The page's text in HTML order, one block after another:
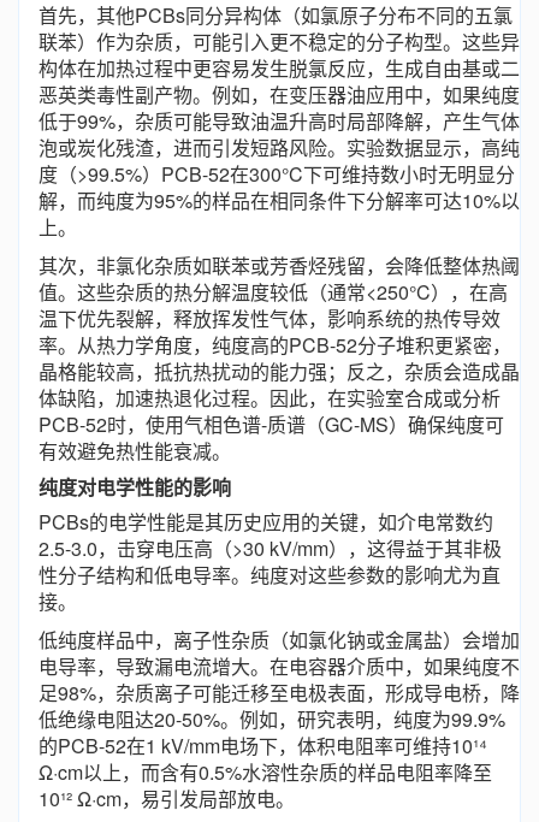
首先，其他PCBs同分异构体（如氯原子分布不同的五氯
联苯）作为杂质，可能引入更不稳定的分子构型。这些异
构体在加热过程中更容易发生脱氯反应，生成自由基或二
恶英类毒性副产物。例如，在变压器油应用中，如果纯度
低于99%，杂质可能导致油温升高时局部降解，产生气体
泡或炭化残渣，进而引发短路风险。实验数据显示，高纯
度（>99.5%）PCB-52在300°C下可维持数小时无明显分
解，而纯度为95%的样品在相同条件下分解率可达10%以
上。
其次，非氯化杂质如联苯或芳香烃残留，会降低整体热阈
值。这些杂质的热分解温度较低（通常<250°C），在高
温下优先裂解，释放挥发性气体，影响系统的热传导效
率。从热力学角度，纯度高的PCB-52分子堆积更紧密，
晶格能较高，抵抗热扰动的能力强；反之，杂质会造成晶
体缺陷，加速热退化过程。因此，在实验室合成或分析
PCB-52时，使用气相色谱-质谱（GC-MS）确保纯度可
有效避免热性能衰减。
纯度对电学性能的影响
PCBs的电学性能是其历史应用的关键，如介电常数约
2.5-3.0，击穿电压高（>30 kV/mm），这得益于其非极
性分子结构和低电导率。纯度对这些参数的影响尤为直
接。
低纯度样品中，离子性杂质（如氯化钠或金属盐）会增加
电导率，导致漏电流增大。在电容器介质中，如果纯度不
足98%，杂质离子可能迁移至电极表面，形成导电桥，降
低绝缘电阻达20-50%。例如，研究表明，纯度为99.9%
的PCB-52在1 kV/mm电场下，体积电阻率可维持10¹⁴
Ω·cm以上，而含有0.5%水溶性杂质的样品电阻率降至
10¹² Ω·cm，易引发局部放电。